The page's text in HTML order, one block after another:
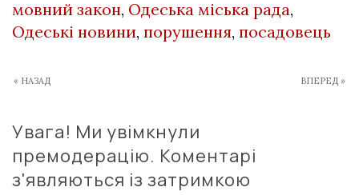
мовний закон, Одеська міська рада,
Одеські новини, порушення, посадовець
« НАЗАД ВПЕРЕД »
Увага! Ми увімкнули
премодерацію. Коментарі
з'являються із затримкою